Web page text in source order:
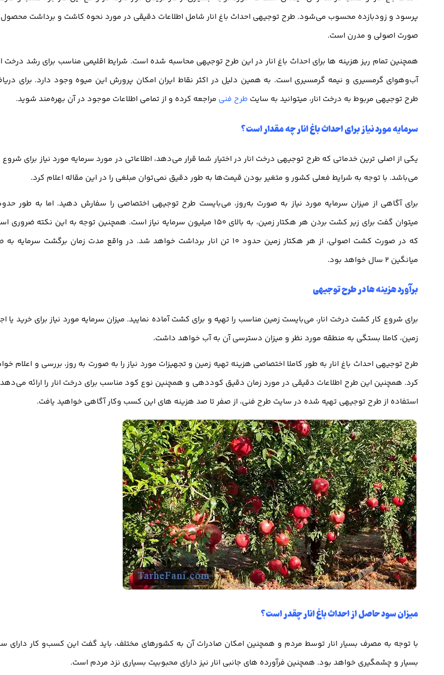
پرسود و زودبازده محسوب می‌شود. طرح توجیهی احداث باغ انار شامل اطلاعات دقیقی در مورد نحوه کاشت و برداشت
صورت اصولی و مدرن است.
همچنین تمام ریز هزینه ها برای احداث باغ انار در این طرح توجیهی محاسبه شده است. شرایط اقلیمی مناسب برای رشد درخت
آب‌وهوای گرمسیری و نیمه گرمسیری است. به همین دلیل در اکثر نقاط ایران امکان پرورش این میوه وجود دارد. برای
طرح توجیهی مربوط به درخت انار، میتوانید به سایت طرح فنی مراجعه کرده و از تمامی اطلاعات موجود در آن بهره‌مند شوید.
سرمایه مورد نیاز برای احداث باغ انار چه مقدار است؟
یکی از اصلی ترین خدماتی که طرح توجیهی درخت انار در اختیار شما قرار می‌دهد، اطلاعاتی در مورد سرمایه مورد نیاز برای شروع
می‌باشد. با توجه به شرایط فعلی کشور و متغیر بودن قیمت‌ها به طور دقیق نمی‌توان مبلغی را در این مقاله اعلام کرد.
برای آگاهی از میزان سرمایه مورد نیاز به صورت به‌روز، می‌بایست طرح توجیهی اختصاصی را سفارش دهید. اما به طور
میتوان گفت برای زیر کشت بردن هر هکتار زمین، به بالای 150 میلیون سرمایه نیاز است. همچنین توجه به این نکته
که در صورت کشت اصولی، از هر هکتار زمین حدود 10 تن انار برداشت خواهد شد. در واقع مدت زمان برگشت سرمایه
میانگین 2 سال خواهد بود.
برآورد هزینه ها در طرح توجیهی
برای شروع کار کشت درخت انار، می‌بایست زمین مناسب را تهیه و برای کشت آماده نمایید. میزان سرمایه مورد نیاز برای خرید یا
زمین، کاملا بستگی به منطقه مورد نظر و میزان دسترسی آن به آب خواهد داشت.
طرح توجیهی احداث باغ انار به طور کاملا اختصاصی هزینه تهیه زمین و تجهیزات مورد نیاز را به صورت به روز، بررسی و اعلام
کرد. همچنین این طرح اطلاعات دقیقی در مورد زمان دقیق کوددهی و همچنین نوع کود مناسب برای درخت انار را ارائه
استفاده از طرح توجیهی تهیه شده در سایت طرح فنی، از صفر تا صد هزینه های این کسب وکار آگاهی خواهید یافت.
میزان سود حاصل از احداث باغ انار چقدر است؟
با توجه به مصرف بسیار انار توسط مردم و همچنین امکان صادرات آن به کشورهای مختلف، باید گفت این کسب‌و کار دارای
بسیار و چشمگیری خواهد بود. همچنین فرآورده های جانبی انار نیز دارای محبوبیت بسیاری نزد مردم است.